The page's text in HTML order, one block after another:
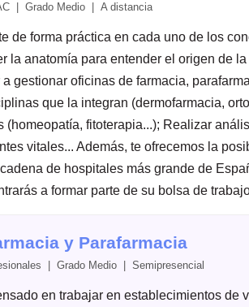
| Grado Medio | A distancia
de forma práctica en cada uno de los
la anatomía para entender el origen de
gestionar oficinas de farmacia,
que la integran (dermofarmacia,
(homeopatía, fitoterapia...); Realizar
vitales... Además, te ofrecemos la
de hospitales más grande de
a formar parte de su bolsa de
y Parafarmacia
| Grado Medio | Semipresencial
en trabajar en establecimientos de